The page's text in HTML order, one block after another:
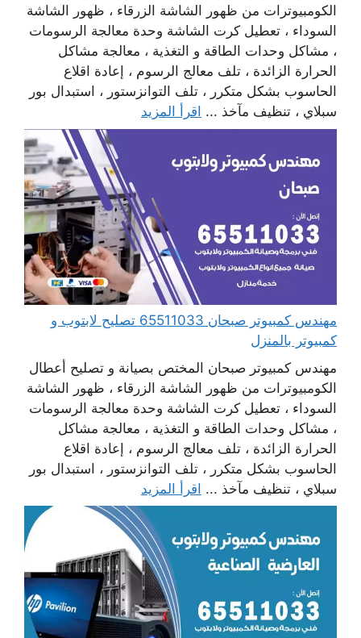
الكومبيوترات من ظهور الشاشة الزرقاء ، ظهور الشاشة
السوداء ، تعطيل كرت الشاشة وحدة معالجة الرسومات
، مشاكل وحدات الطاقة و التغذية ، معالجة مشاكل
الحرارة الزائدة ، تلف معالج الرسوم ، إعادة اقلاع
الحاسوب بشكل متكرر ، تلف التوانزستور ، استبدال بور
سبلاي ، تنظيف مآخذ ... اقرأ المزيد
مهندس كمبيوتر صبحان 65511033 تصليح لابتوب و
كمبيوتر بالمنزل
مهندس كمبيوتر صبحان المختص بصيانة و تصليح أعطال
الكومبيوترات من ظهور الشاشة الزرقاء ، ظهور الشاشة
السوداء ، تعطيل كرت الشاشة وحدة معالجة الرسومات
، مشاكل وحدات الطاقة و التغذية ، معالجة مشاكل
الحرارة الزائدة ، تلف معالج الرسوم ، إعادة اقلاع
الحاسوب بشكل متكرر ، تلف التوانزستور ، استبدال بور
سبلاي ، تنظيف مآخذ ... اقرأ المزيد